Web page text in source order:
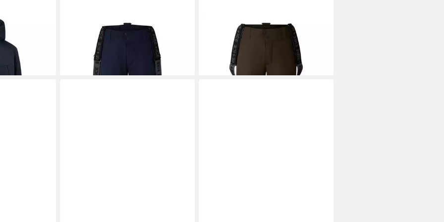
T -
BOGNER FIRE + ICESkihose
ab 309,99 €
BOGNER FIRE + ICESkihose
309,00 €